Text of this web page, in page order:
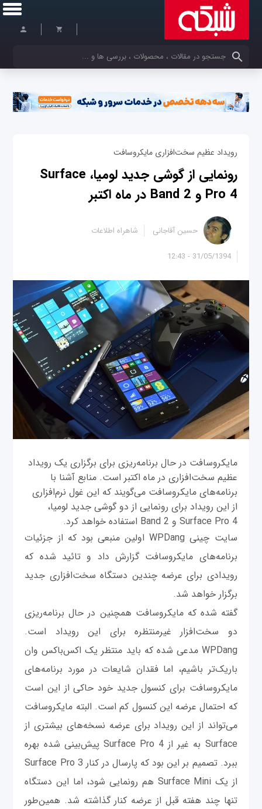
کلمات کلیدی خود را وارد کنید
رویداد عظیم سخت‌افزاری مایکروسافت
رونمایی از گوشی جدید لومیا، Surface
Pro 4 و Band 2 در ماه اکتبر
31/05/1394 - 12:43
حسین آقاجانی شاهراه اطلاعات
مایکروسافت در حال برنامه‌ریزی برای برگزاری یک رویداد
عظیم سخت‌افزاری در ماه اکتبر است. منابع آشنا با
برنامه‌های مایکروسافت می‌گویند که این غول نرم‌افزاری
از این رویداد برای رونمایی از دو گوشی جدید لومیا،
Surface Pro 4 و Band 2 استفاده خواهد کرد.
سایت چینی WPDang اولین منبعی بود که از جزئیات
برنامه‌های مایکروسافت گزارش داد و تائید شده که
رویدادی برای عرضه چندین دستگاه سخت‌افزاری جدید
برگزار خواهد شد.
گفته شده که مایکروسافت همچنین در حال برنامه‌ریزی
دو سخت‌افزار غیرمنتظره برای این رویداد است.
WPDang مدعی شده که باید منتظر یک اکس‌باکس وان
باریک‌تر باشیم، اما فقدان شایعات در مورد برنامه‌های
مایکروسافت برای کنسول جدید خود حاکی از این است
که احتمال عرضه این کنسول کم است. البته مایکروسافت
می‌تواند از این رویداد برای عرضه نسخه‌های بیشتری از
Surface به غیر از Surface Pro 4 پیش‌بینی شده بهره
ببرد. تصمیم بر این بود که پارسال در کنار Surface Pro 3
از یک Surface Mini هم رونمایی شود، اما این دستگاه
تنها چند هفته قبل از عرضه کنار گذاشته شد. همین‌طور